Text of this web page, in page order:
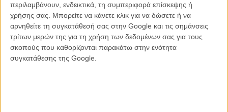
περιλαμβάνουν, ενδεικτικά, τη συμπεριφορά επίσκεψης ή
χρήσης σας. Μπορείτε να κάνετε κλικ για να δώσετε ή να
αρνηθείτε τη συγκατάθεσή σας στην Google και τις σημάνσεις
τρίτων μερών της για τη χρήση των δεδομένων σας για τους
σκοπούς που καθορίζονται παρακάτω στην ενότητα
συγκατάθεσης της Google.
Εγγράψου στο εβδομαδιαίο newsletter μας.
Θέλω να λαμβάνω τα newsletter σας.